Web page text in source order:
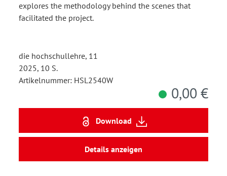
explores the methodology behind the scenes that
facilitated the project.
die hochschullehre, 11
2025, 10 S.
Artikelnummer: HSL2540W
0,00 €
Download
Details anzeigen